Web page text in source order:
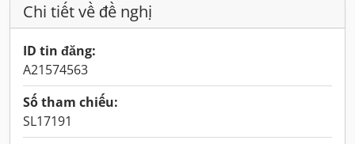
Chi tiết về đề nghị
ID tin đăng:
A21574563
Số tham chiếu:
SL17191